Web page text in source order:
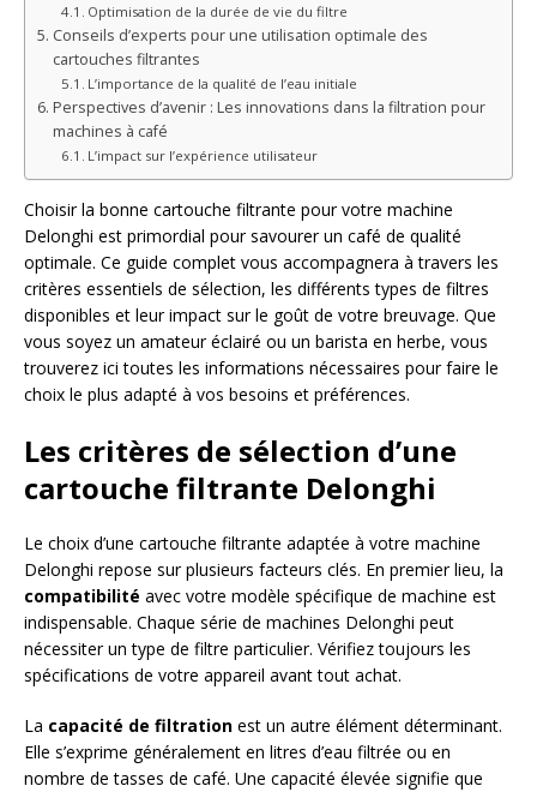
Optimisation de la durée de vie du filtre
Conseils d’experts pour une utilisation optimale des
cartouches filtrantes
L’importance de la qualité de l’eau initiale
Perspectives d’avenir : Les innovations dans la filtration pour
machines à café
L’impact sur l’expérience utilisateur
Choisir la bonne cartouche filtrante pour votre machine
Delonghi est primordial pour savourer un café de qualité
optimale. Ce guide complet vous accompagnera à travers les
critères essentiels de sélection, les différents types de filtres
disponibles et leur impact sur le goût de votre breuvage. Que
vous soyez un amateur éclairé ou un barista en herbe, vous
trouverez ici toutes les informations nécessaires pour faire le
choix le plus adapté à vos besoins et préférences.
Les critères de sélection d’une
cartouche filtrante Delonghi
Le choix d’une cartouche filtrante adaptée à votre machine
Delonghi repose sur plusieurs facteurs clés. En premier lieu, la
compatibilité avec votre modèle spécifique de machine est
indispensable. Chaque série de machines Delonghi peut
nécessiter un type de filtre particulier. Vérifiez toujours les
spécifications de votre appareil avant tout achat.
La capacité de filtration est un autre élément déterminant.
Elle s’exprime généralement en litres d’eau filtrée ou en
nombre de tasses de café. Une capacité élevée signifie que